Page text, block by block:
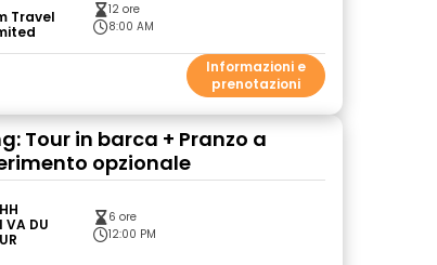
Travel
12 ore
8:00 AM
Informazioni e
prenotazioni
Tour in barca + Pranzo a
opzionale
VA DU
6 ore
12:00 PM